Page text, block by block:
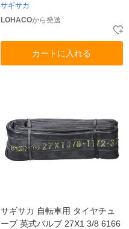
サギサカ
LOHACOから発送
カートに入れる
サギサカ 自転車用 タイヤチュ
ーブ 英式バルブ 27X1 3/8 6166